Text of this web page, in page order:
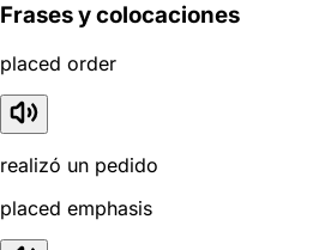
Frases y colocaciones
placed order
realizó un pedido
placed emphasis